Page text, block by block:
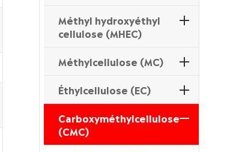
Méthyl hydroxyéthyl
cellulose (MHEC)
Méthylcellulose (MC)
Éthylcellulose (EC)
Carboxyméthylcellulose
(CMC)